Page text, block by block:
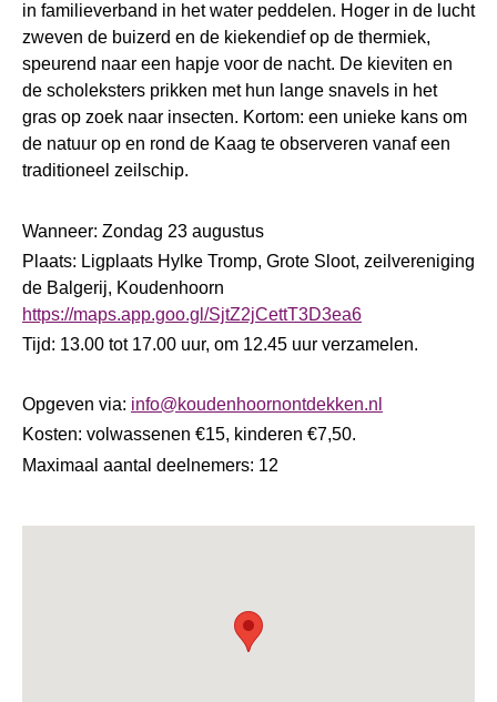
in familieverband in het water peddelen. Hoger in de lucht
zweven de buizerd en de kiekendief op de thermiek,
speurend naar een hapje voor de nacht. De kieviten en
de scholeksters prikken met hun lange snavels in het
gras op zoek naar insecten. Kortom: een unieke kans om
de natuur op en rond de Kaag te observeren vanaf een
traditioneel zeilschip.
Wanneer: Zondag 23 augustus
Plaats: Ligplaats Hylke Tromp, Grote Sloot, zeilvereniging
de Balgerij, Koudenhoorn
https://maps.app.goo.gl/SjtZ2jCettT3D3ea6
Tijd: 13.00 tot 17.00 uur, om 12.45 uur verzamelen.
Opgeven via: info@koudenhoornontdekken.nl
Kosten: volwassenen €15, kinderen €7,50.
Maximaal aantal deelnemers: 12